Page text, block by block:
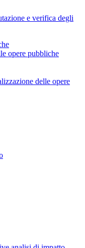
e verifica degli
opere pubbliche
delle opere